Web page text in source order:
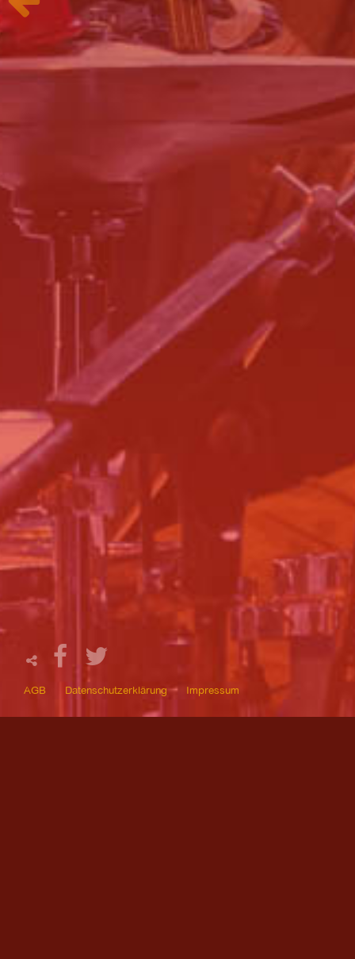
AGB Datenschutzerklärung Impressum